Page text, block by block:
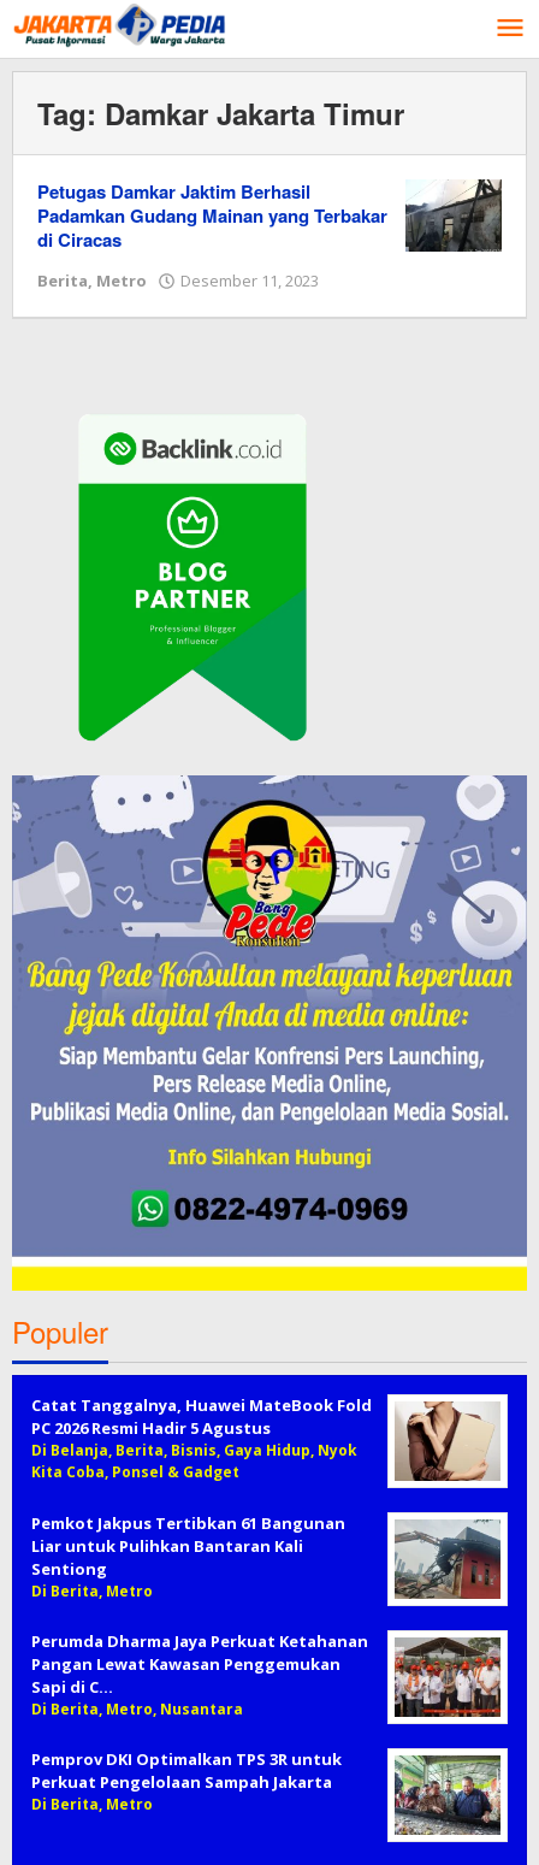
Lewati
ke
konten
Tag: Damkar Jakarta Timur
Petugas Damkar Jaktim Berhasil
Padamkan Gudang Mainan yang Terbakar
di Ciracas
Berita, Metro Desember 11, 2023
Populer
Catat Tanggalnya, Huawei MateBook Fold
PC 2026 Resmi Hadir 5 Agustus
Di Belanja, Berita, Bisnis, Gaya Hidup, Nyok
Kita Coba, Ponsel & Gadget
Pemkot Jakpus Tertibkan 61 Bangunan
Liar untuk Pulihkan Bantaran Kali
Sentiong
Di Berita, Metro
Perumda Dharma Jaya Perkuat Ketahanan
Pangan Lewat Kawasan Penggemukan
Sapi di C…
Di Berita, Metro, Nusantara
Pemprov DKI Optimalkan TPS 3R untuk
Perkuat Pengelolaan Sampah Jakarta
Di Berita, Metro